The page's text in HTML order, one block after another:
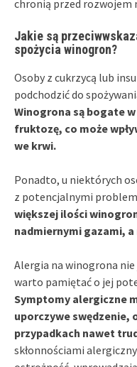
chronią przed rozwojem
Jakie są
spożycia winogron?
Osoby z cukrzycą lub
podchodzić do
Winogrona są bogate
fruktozę, co może
we krwi.
Ponadto, u niektórych
z potencjalnymi
większej ilości
nadmiernymi gazami,
Alergia na winogrona
warto pamiętać o jej
Symptomy alergiczne
uporczywe swędzenie,
przypadkach nawet
skłonnościami